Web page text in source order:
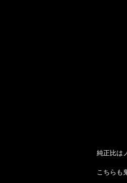
純正比は
こちらも